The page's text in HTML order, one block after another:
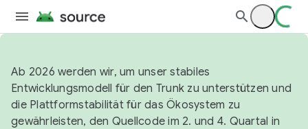
Ab 2026 werden wir, um unser stabiles
Entwicklungsmodell für den Trunk zu unterstützen und
die Plattformstabilität für das Ökosystem zu
gewährleisten, den Quellcode im 2. und 4. Quartal in